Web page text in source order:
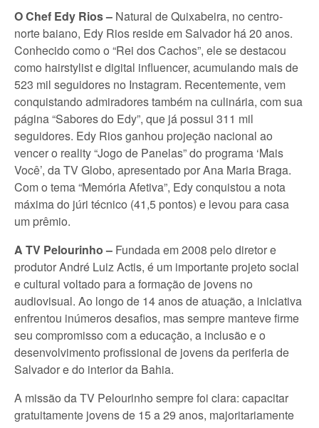
O Chef Edy Rios – Natural de Quixabeira, no centro-
norte baiano, Edy Rios reside em Salvador há 20 anos.
Conhecido como o “Rei dos Cachos”, ele se destacou
como hairstylist e digital influencer, acumulando mais de
523 mil seguidores no Instagram. Recentemente, vem
conquistando admiradores também na culinária, com sua
página “Sabores do Edy”, que já possui 311 mil
seguidores. Edy Rios ganhou projeção nacional ao
vencer o reality “Jogo de Panelas” do programa ‘Mais
Você’, da TV Globo, apresentado por Ana Maria Braga.
Com o tema “Memória Afetiva”, Edy conquistou a nota
máxima do júri técnico (41,5 pontos) e levou para casa
um prêmio.
A TV Pelourinho – Fundada em 2008 pelo diretor e
produtor André Luiz Actis, é um importante projeto social
e cultural voltado para a formação de jovens no
audiovisual. Ao longo de 14 anos de atuação, a iniciativa
enfrentou inúmeros desafios, mas sempre manteve firme
seu compromisso com a educação, a inclusão e o
desenvolvimento profissional de jovens da periferia de
Salvador e do interior da Bahia.
A missão da TV Pelourinho sempre foi clara: capacitar
gratuitamente jovens de 15 a 29 anos, majoritariamente